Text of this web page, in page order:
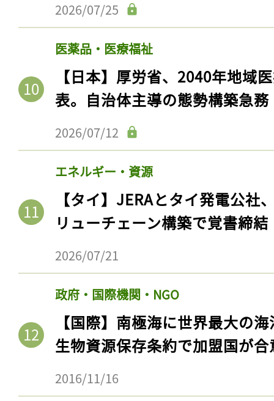
2026/07/25
医薬品・医療福祉
【日本】厚労省、2040年地域
表。自治体主導の態勢構築急務
2026/07/12
エネルギー・資源
【タイ】JERAとタイ発電公社
リューチェーン構築で覚書締結
2026/07/21
政府・国際機関・NGO
【国際】南極海に世界最大の
生物資源保存条約で加盟国が合
2016/11/16